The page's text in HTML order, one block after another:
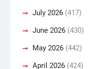
July 2026(417)
June 2026(430)
May 2026(442)
April 2026(424)